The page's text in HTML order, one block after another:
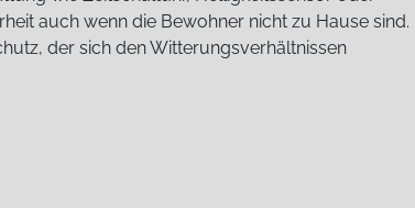
auch wenn die Bewohner nicht zu Hause sind.
der sich den Witterungsverhältnissen